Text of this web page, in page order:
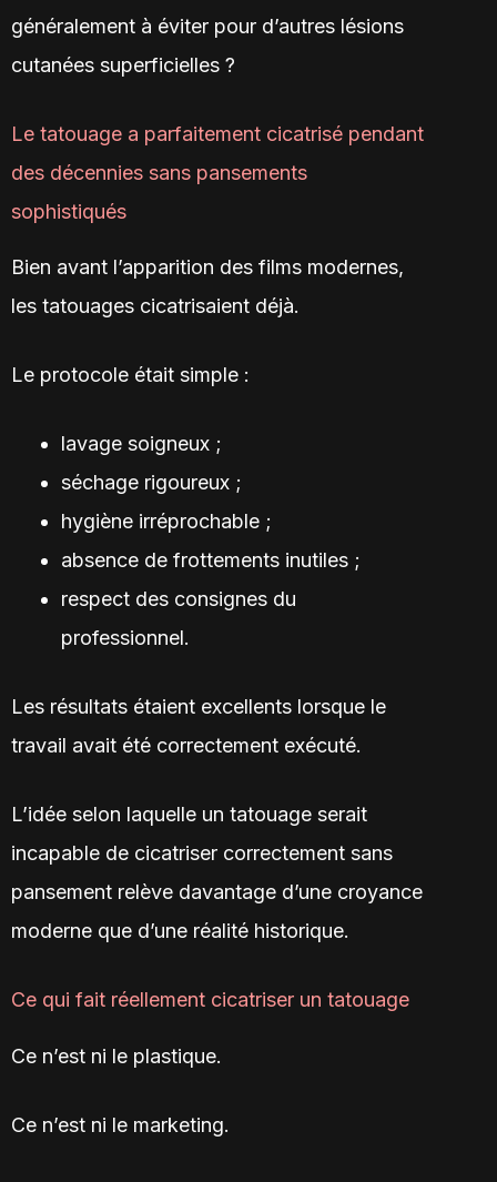
généralement à éviter pour d’autres lésions
cutanées superficielles ?
Le tatouage a parfaitement cicatrisé pendant
des décennies sans pansements
sophistiqués
Bien avant l’apparition des films modernes,
les tatouages cicatrisaient déjà.
Le protocole était simple :
lavage soigneux ;
séchage rigoureux ;
hygiène irréprochable ;
absence de frottements inutiles ;
respect des consignes du
professionnel.
Les résultats étaient excellents lorsque le
travail avait été correctement exécuté.
L’idée selon laquelle un tatouage serait
incapable de cicatriser correctement sans
pansement relève davantage d’une croyance
moderne que d’une réalité historique.
Ce qui fait réellement cicatriser un tatouage
Ce n’est ni le plastique.
Ce n’est ni le marketing.